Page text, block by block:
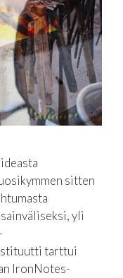
sitten
yli
tarttui
IronNotes-